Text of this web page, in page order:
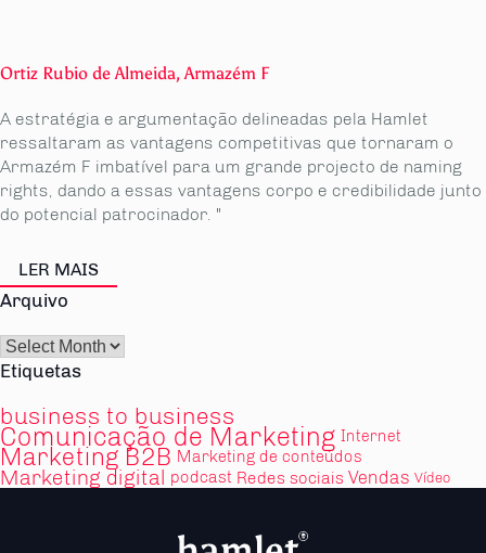
Ortiz Rubio de Almeida, Armazém F
A estratégia e argumentação delineadas pela Hamlet
ressaltaram as vantagens competitivas que tornaram o
Armazém F imbatível para um grande projecto de naming
rights, dando a essas vantagens corpo e credibilidade junto
do potencial patrocinador. "
LER MAIS
Arquivo
Arquivo
Etiquetas
business to business
Comunicação de Marketing Internet
Marketing B2B Marketing de conteúdos
Marketing digital podcast Redes sociais Vendas Vídeo